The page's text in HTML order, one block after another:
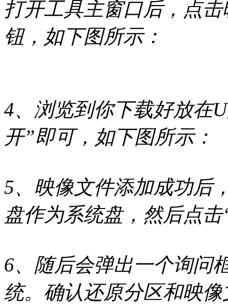
打开工具主窗口后，点
钮，如下图所示：
4、浏览到你下载好放在
开”即可，如下图所示：
5、映像文件添加成功后
盘作为系统盘，然后点
6、随后会弹出一个询问
统。确认还原分区和映